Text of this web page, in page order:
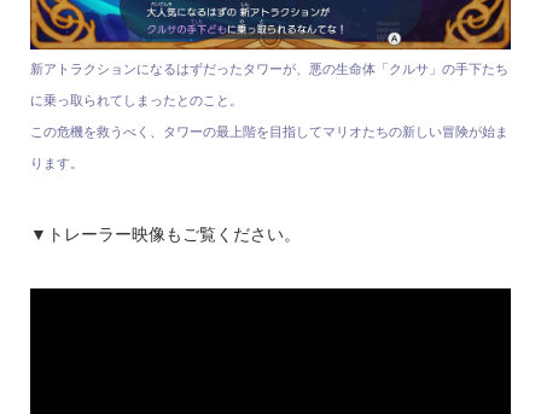
新アトラクションになるはずだったタワーが、悪の生命体「クルサ」の手下たち
に乗っ取られてしまったとのこと。
この危機を救うべく、タワーの最上階を目指してマリオたちの新しい冒険が始ま
ります。
▼トレーラー映像もご覧ください。